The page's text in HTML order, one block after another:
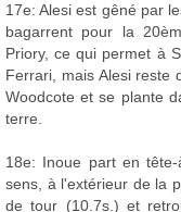
17e: Alesi est gêné par
bagarrent pour la
Priory, ce qui permet à
Ferrari, mais Alesi reste
Woodcote et se plante
terre.
18e: Inoue part en
sens, à l'extérieur de la
de tour (10.7s.) et